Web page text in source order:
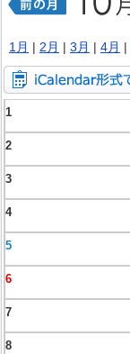
1月 | 2月 | 3月 | 4月 |
1
2
3
4
5
6
7
8